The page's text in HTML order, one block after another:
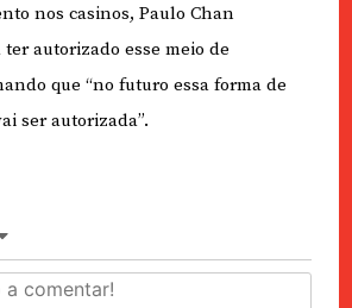
nos casinos, Paulo Chan
autorizado esse meio de
que “no futuro essa forma de
ser autorizada”.